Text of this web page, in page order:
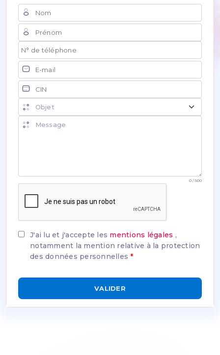
Objet de la demande
0 / 500
J'ai lu et j'accepte les mentions légales ,
notamment la mention relative à la protection
des données personnelles*